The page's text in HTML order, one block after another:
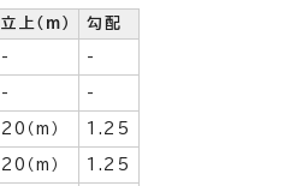
立上（m）
勾配
- -
- -
20（m） 1.25
20（m） 1.25